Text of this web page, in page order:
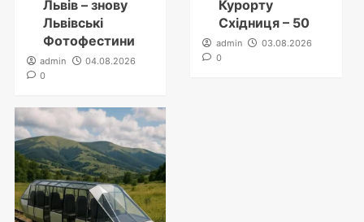
Львів – знову
Львівські
Фотофестини
admin
04.08.2026
0
Курорту
Східниця – 50
admin
03.08.2026
0